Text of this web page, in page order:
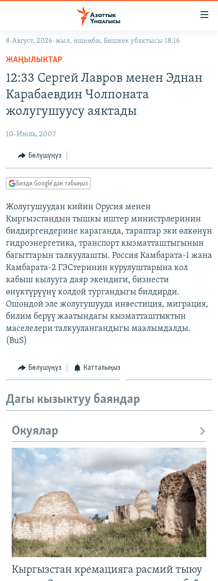
Навигацияга
өтүңүз
салыңызКЫРГЫЗСТАН
МАДАНИЯТ
УКРАИНА
ТВ ПРОГРАММАЛАР
БҮГҮН АЗАТТЫКТА
ДАНИСТЕ
АЗАТТЫК+
ЫҢГАЙСЫЗ СУРООЛОР
ПОДКАСТ
ОНЛАЙН ШЕРИНЕ
ЭЕ/АРнун бардык сайттары
8-Август, 2026-жыл, ишемби, Бишкек убактысы 18:16
ЖАҢЫЛЫКТАР
12:33 Сергей Лавров менен Эднан
Карабаевдин Чолпоната
жолугушуусу аяктады
10-Июль, 2007
Бөлүшүңүз
Бизди Google'дан табыңыз
Жолугушуудан кийин Орусия менен
Кыргызстандын тышкы иштер министрлеринин
билдиргендерине караганда, тараптар эки өлкөнүн
гидроэнергетика, транспорт кызматташтыгынын
багыттарын талкуулашты. Россия Камбарата-1 жана
Камбарата-2 ГЭСтеринин курулуштарына кол
кабыш кылууга даяр экендиги, бизнести
өнүктүрүүнү колдой тургандыгы билдирди.
Ошондой эле жолугушууда инвестиция, миграция,
билим берүү жаатындагы кызматташтыктын
маселелери талкуулангандыгы маалымдалды.
(BuS)
Бөлүшүңүз Катталыңыз
Дагы кызыктуу баяндар
Окуялар
Кыргызстан кремацияга расмий тыюу